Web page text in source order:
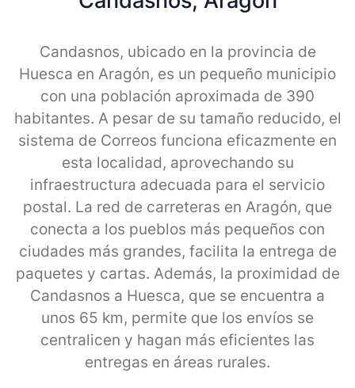
Candasnos, ubicado en la provincia de
Huesca en Aragón, es un pequeño municipio
con una población aproximada de 390
habitantes. A pesar de su tamaño reducido, el
sistema de Correos funciona eficazmente en
esta localidad, aprovechando su
infraestructura adecuada para el servicio
postal. La red de carreteras en Aragón, que
conecta a los pueblos más pequeños con
ciudades más grandes, facilita la entrega de
paquetes y cartas. Además, la proximidad de
Candasnos a Huesca, que se encuentra a
unos 65 km, permite que los envíos se
centralicen y hagan más eficientes las
entregas en áreas rurales.